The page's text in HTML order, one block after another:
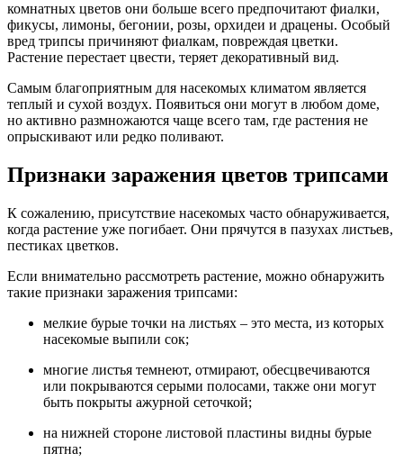
комнатных цветов они больше всего предпочитают фиалки,
фикусы, лимоны, бегонии, розы, орхидеи и драцены. Особый
вред трипсы причиняют фиалкам, повреждая цветки.
Растение перестает цвести, теряет декоративный вид.
Самым благоприятным для насекомых климатом является
теплый и сухой воздух. Появиться они могут в любом доме,
но активно размножаются чаще всего там, где растения не
опрыскивают или редко поливают.
Признаки заражения цветов трипсами
К сожалению, присутствие насекомых часто обнаруживается,
когда растение уже погибает. Они прячутся в пазухах листьев,
пестиках цветков.
Если внимательно рассмотреть растение, можно обнаружить
такие признаки заражения трипсами:
мелкие бурые точки на листьях – это места, из которых
насекомые выпили сок;
многие листья темнеют, отмирают, обесцвечиваются
или покрываются серыми полосами, также они могут
быть покрыты ажурной сеточкой;
на нижней стороне листовой пластины видны бурые
пятна;